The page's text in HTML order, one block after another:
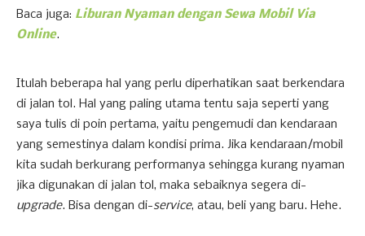
Baca juga: Liburan Nyaman dengan Sewa Mobil Via
Online.
Itulah beberapa hal yang perlu diperhatikan saat berkendara
di jalan tol. Hal yang paling utama tentu saja seperti yang
saya tulis di poin pertama, yaitu pengemudi dan kendaraan
yang semestinya dalam kondisi prima. Jika kendaraan/mobil
kita sudah berkurang performanya sehingga kurang nyaman
jika digunakan di jalan tol, maka sebaiknya segera di-
upgrade. Bisa dengan di-service, atau, beli yang baru. Hehe.